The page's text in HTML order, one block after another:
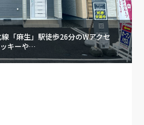
「麻生」駅徒歩26分のWアクセ
キーや…